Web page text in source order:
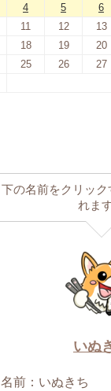
4 5 6
11 12 13
18 19 20
25 26 27
下の名前をクリッ
れます
いぬ
名前：いぬきち